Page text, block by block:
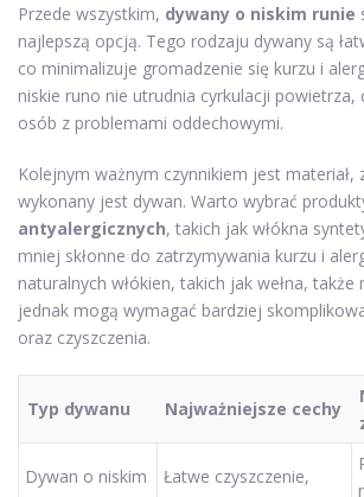
Przede wszystkim, dywany o niskim runie
najlepszą opcją. Tego rodzaju dywany są
co minimalizuje gromadzenie się kurzu i
niskie runo nie utrudnia cyrkulacji
osób z problemami oddechowymi.
Kolejnym ważnym czynnikiem jest materiał,
wykonany jest dywan. Warto wybrać
antyalergicznych, takich jak włókna
mniej skłonne do zatrzymywania kurzu i
naturalnych włókien, takich jak wełna,
jednak mogą wymagać bardziej
oraz czyszczenia.
Typ dywanu Najważniejsze cechy
Dywan o niskim
Łatwe czyszczenie,